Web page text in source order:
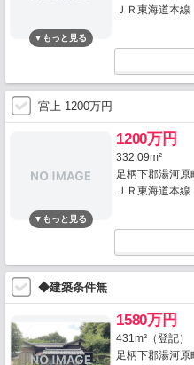
ＪＲ東海道本
宮上 1200万円
1200万円
332.09m²
足柄下郡湯河原
ＪＲ東海道本
◆建築条件無
1580万円
431m²（登記）
足柄下郡湯河原